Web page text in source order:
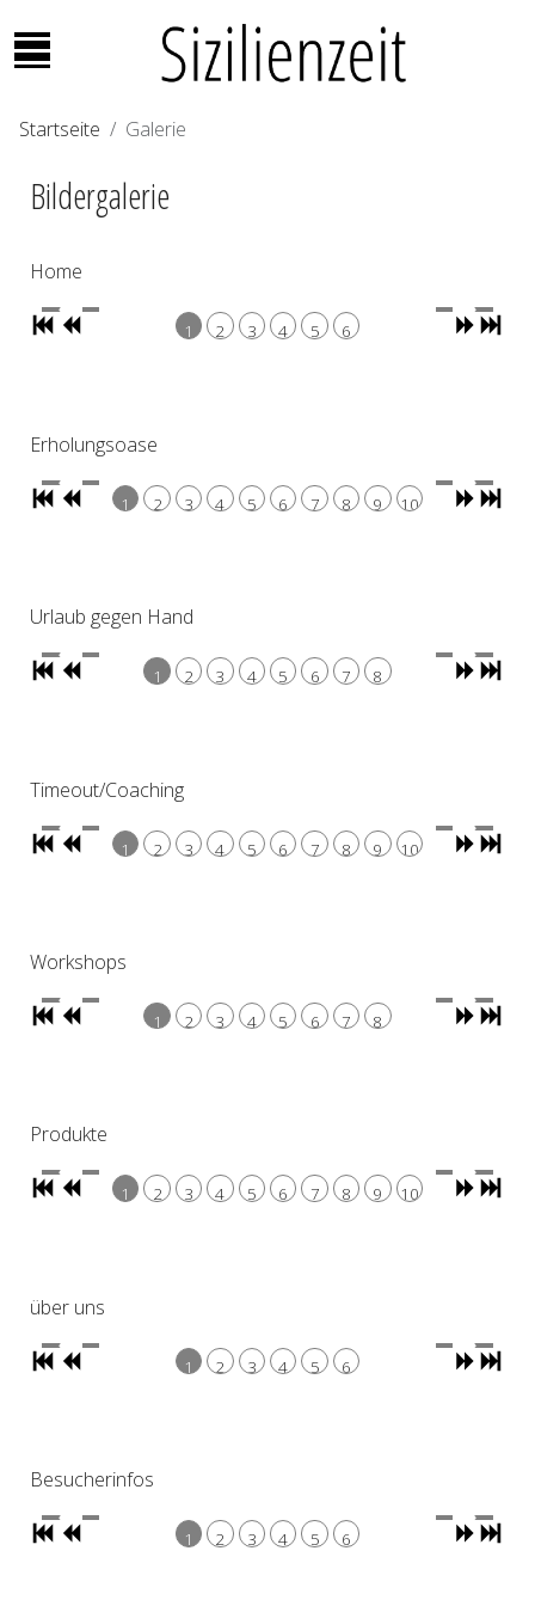
Mobile Menu Toggle
Startseite Galerie
Bildergalerie
Home
1 2 3 4 5 6
Erholungsoase
1 2 3 4 5 6 7 8 9 10
Urlaub gegen Hand
1 2 3 4 5 6 7 8
Timeout/Coaching
1 2 3 4 5 6 7 8 9 10
Workshops
1 2 3 4 5 6 7 8
Produkte
1 2 3 4 5 6 7 8 9 10
über uns
1 2 3 4 5 6
Besucherinfos
1 2 3 4 5 6